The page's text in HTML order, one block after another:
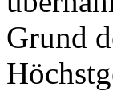
Grund